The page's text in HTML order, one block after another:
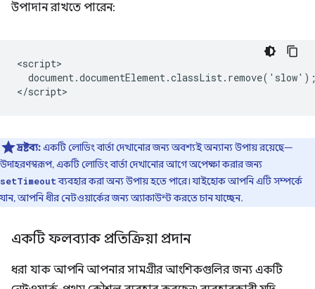
উপাদান রাখতে পারেন:
<script>
দ্রষ্টব্য:একটি লোডিং বার্তা দেখানোর জন্য অবশ্যই অন্যান্য উপায় রয়েছে—
উদাহরণস্বরূপ, একটি লোডিং বার্তা দেখানোর আগে অপেক্ষা করার জন্য
setTimeoutব্যবহার করা অন্য উপায় হতে পারে। যাইহোক আপনি এটি সম্পর্কে
যান, আপনি ধীর নেটওয়ার্কের জন্য অ্যাকাউন্ট করতে চান যাচ্ছেন.
একটি ফলব্যাক প্রতিক্রিয়া প্রদান
ধরা যাক আপনি আপনার সামগ্রীর আংশিকগুলির জন্য একটি